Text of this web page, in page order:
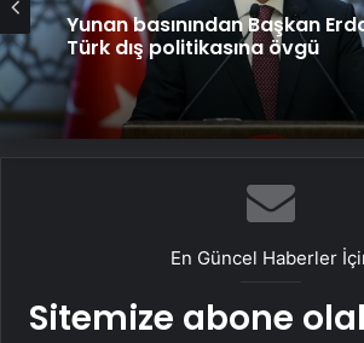
Yunan basınından Başkan
Türk dış politikasına övgü
En Güncel Haberler
Sitemize abone